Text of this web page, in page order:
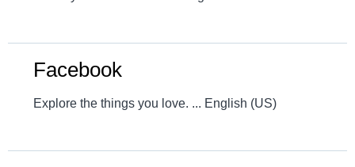
Facebook
Explore the things you love. ... English (US)